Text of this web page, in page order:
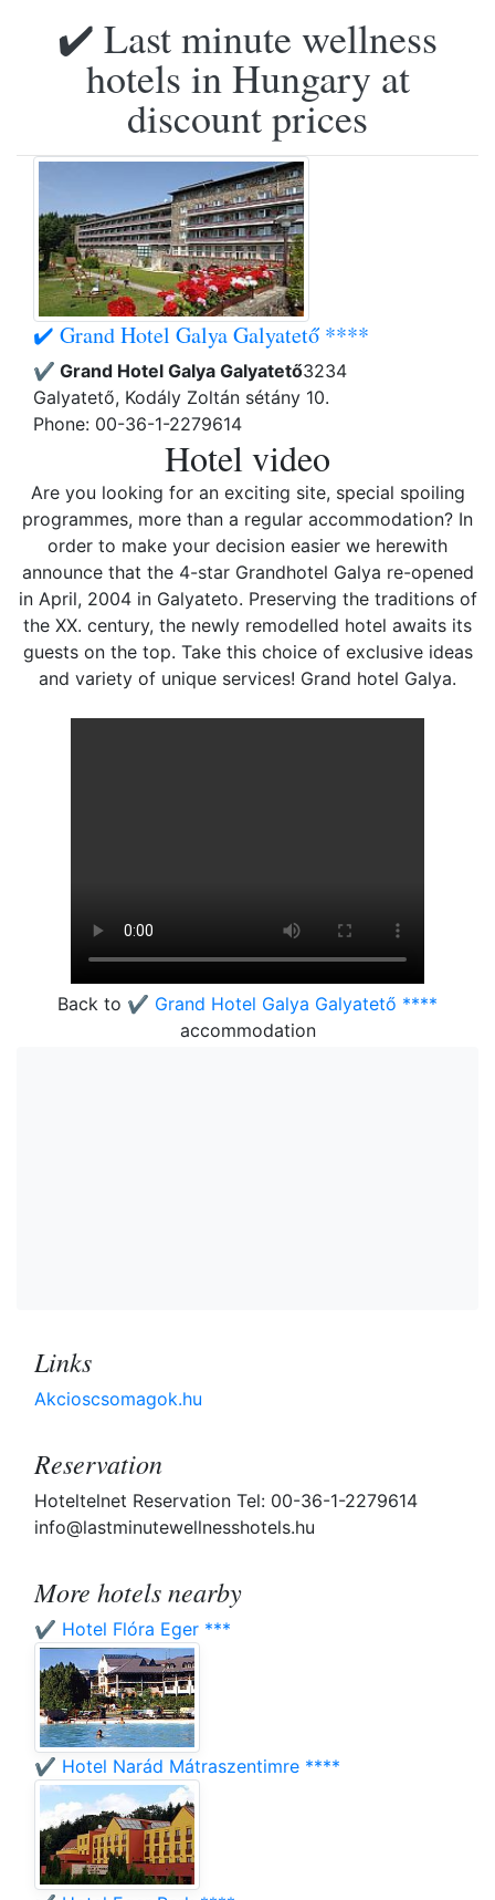
✔️ Last minute wellness
hotels in Hungary at
discount prices
✔️ Grand Hotel Galya Galyatető ****
✔️ Grand Hotel Galya Galyatető3234
Galyatető, Kodály Zoltán sétány 10.
Phone: 00-36-1-2279614
Hotel video
Are you looking for an exciting site, special spoiling
programmes, more than a regular accommodation? In
order to make your decision easier we herewith
announce that the 4-star Grandhotel Galya re-opened
in April, 2004 in Galyateto. Preserving the traditions of
the XX. century, the newly remodelled hotel awaits its
guests on the top. Take this choice of exclusive ideas
and variety of unique services! Grand hotel Galya.
Back to ✔️ Grand Hotel Galya Galyatető ****
accommodation
Links
Akcioscsomagok.hu
Reservation
Hoteltelnet Reservation Tel: 00-36-1-2279614
info@lastminutewellnesshotels.hu
More hotels nearby
✔️ Hotel Flóra Eger ***
✔️ Hotel Narád Mátraszentimre ****